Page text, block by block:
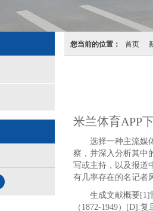
您当前的位置： 首页
米兰体育APP
选择一种主流媒体
察，并深入分析其中
写或主持，以及报道
有几率存在的名记者
生成文献概要[1]雷
（1872-1949）[D].